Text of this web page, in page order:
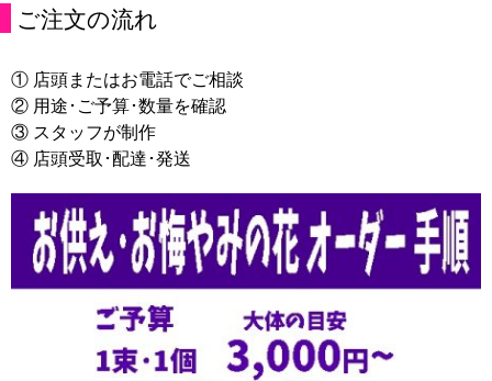
ご注文の流れ
① 店頭またはお電話でご相談
② 用途･ご予算･数量を確認
③ スタッフが制作
④ 店頭受取･配達･発送